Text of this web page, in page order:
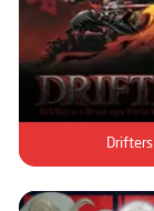
Drifters